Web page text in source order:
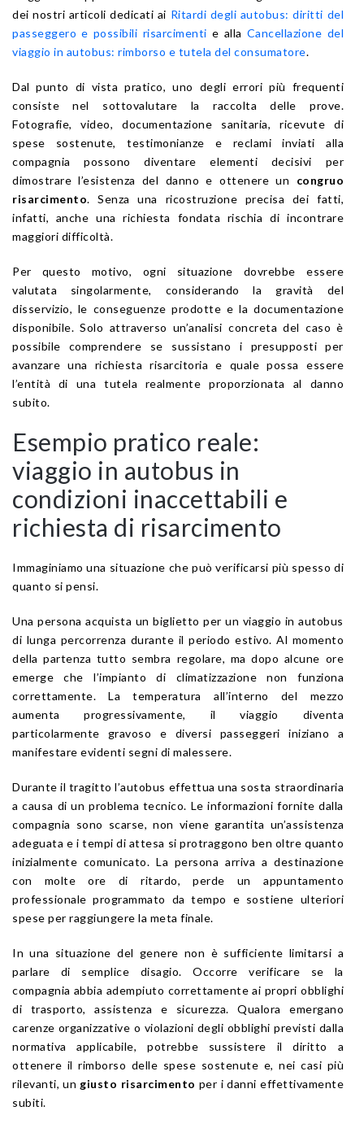
dei nostri articoli dedicati ai Ritardi degli autobus: diritti del
passeggero e possibili risarcimenti e alla Cancellazione del
viaggio in autobus: rimborso e tutela del consumatore.
Dal punto di vista pratico, uno degli errori più frequenti
consiste nel sottovalutare la raccolta delle prove.
Fotografie, video, documentazione sanitaria, ricevute di
spese sostenute, testimonianze e reclami inviati alla
compagnia possono diventare elementi decisivi per
dimostrare l’esistenza del danno e ottenere un congruo
risarcimento. Senza una ricostruzione precisa dei fatti,
infatti, anche una richiesta fondata rischia di incontrare
maggiori difficoltà.
Per questo motivo, ogni situazione dovrebbe essere
valutata singolarmente, considerando la gravità del
disservizio, le conseguenze prodotte e la documentazione
disponibile. Solo attraverso un’analisi concreta del caso è
possibile comprendere se sussistano i presupposti per
avanzare una richiesta risarcitoria e quale possa essere
l’entità di una tutela realmente proporzionata al danno
subito.
Esempio pratico reale:
viaggio in autobus in
condizioni inaccettabili e
richiesta di risarcimento
Immaginiamo una situazione che può verificarsi più spesso di
quanto si pensi.
Una persona acquista un biglietto per un viaggio in autobus
di lunga percorrenza durante il periodo estivo. Al momento
della partenza tutto sembra regolare, ma dopo alcune ore
emerge che l’impianto di climatizzazione non funziona
correttamente. La temperatura all’interno del mezzo
aumenta progressivamente, il viaggio diventa
particolarmente gravoso e diversi passeggeri iniziano a
manifestare evidenti segni di malessere.
Durante il tragitto l’autobus effettua una sosta straordinaria
a causa di un problema tecnico. Le informazioni fornite dalla
compagnia sono scarse, non viene garantita un’assistenza
adeguata e i tempi di attesa si protraggono ben oltre quanto
inizialmente comunicato. La persona arriva a destinazione
con molte ore di ritardo, perde un appuntamento
professionale programmato da tempo e sostiene ulteriori
spese per raggiungere la meta finale.
In una situazione del genere non è sufficiente limitarsi a
parlare di semplice disagio. Occorre verificare se la
compagnia abbia adempiuto correttamente ai propri obblighi
di trasporto, assistenza e sicurezza. Qualora emergano
carenze organizzative o violazioni degli obblighi previsti dalla
normativa applicabile, potrebbe sussistere il diritto a
ottenere il rimborso delle spese sostenute e, nei casi più
rilevanti, un giusto risarcimento per i danni effettivamente
subiti.